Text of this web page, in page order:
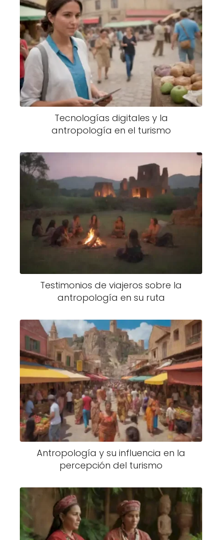
Tecnologías digitales y la
antropología en el turismo
Testimonios de viajeros sobre la
antropología en su ruta
Antropología y su influencia en la
percepción del turismo